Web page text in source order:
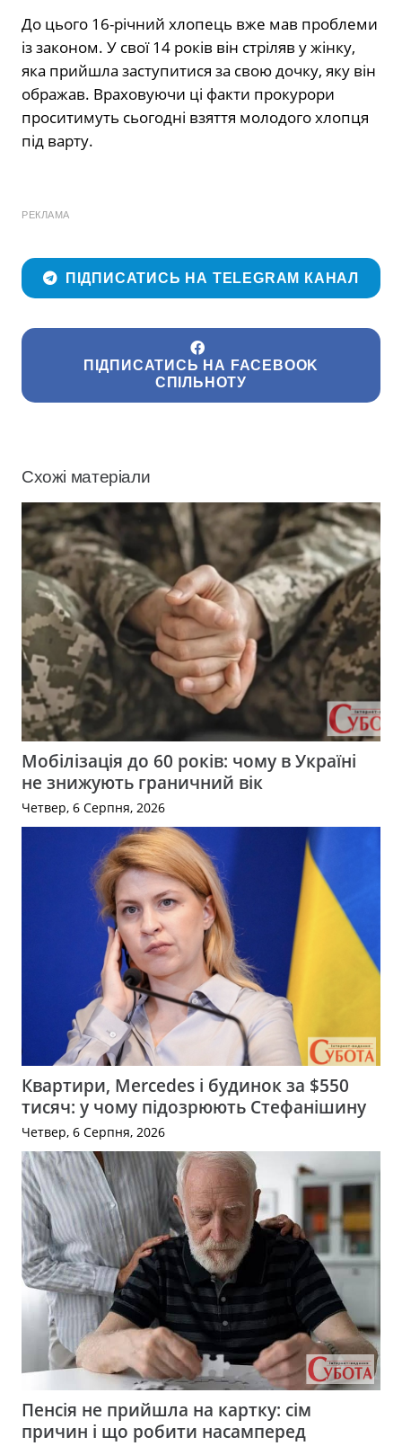
До цього 16-річний хлопець вже мав проблеми
із законом. У свої 14 років він стріляв у жінку,
яка прийшла заступитися за свою дочку, яку він
ображав. Враховуючи ці факти прокурори
проситимуть сьогодні взяття молодого хлопця
під варту.
РЕКЛАМА
ПІДПИСАТИСЬ НА TELEGRAM КАНАЛ
ПІДПИСАТИСЬ НА FACEBOOK
СПІЛЬНОТУ
Схожі матеріали
Мобілізація до 60 років: чому в Україні
не знижують граничний вік
Четвер, 6 Серпня, 2026
Квартири, Mercedes і будинок за $550
тисяч: у чому підозрюють Стефанішину
Четвер, 6 Серпня, 2026
Пенсія не прийшла на картку: сім
причин і що робити насамперед